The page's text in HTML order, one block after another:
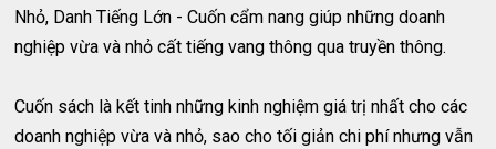
Nhỏ, Danh Tiếng Lớn - Cuốn cẩm nang giúp những doanh
nghiệp vừa và nhỏ cất tiếng vang thông qua truyền thông.
Cuốn sách là kết tinh những kinh nghiệm giá trị nhất cho các
doanh nghiệp vừa và nhỏ, sao cho tối giản chi phí nhưng vẫn